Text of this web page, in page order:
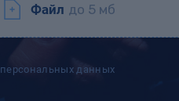
Файл до 5 мб
персональных данных